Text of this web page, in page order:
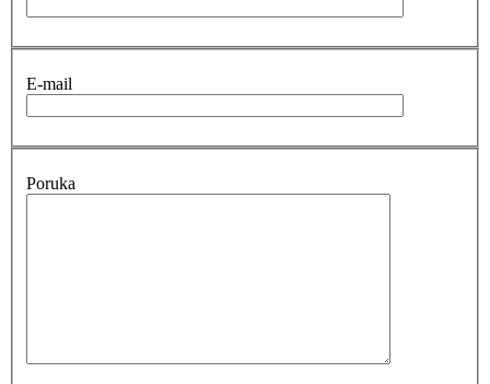
E-mail
Poruka